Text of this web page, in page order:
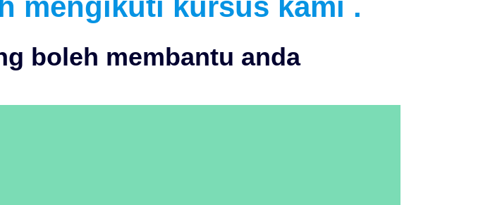
boleh membantu anda